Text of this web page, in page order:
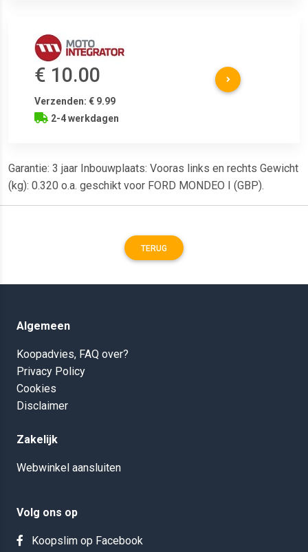
€ 10.00
Verzenden: € 9.99
2-4 werkdagen
Garantie: 3 jaar Inbouwplaats: Vooras links en rechts Gewicht
(kg): 0.320 o.a. geschikt voor FORD MONDEO I (GBP).
TERUG
Algemeen
Koopadvies, FAQ over?
Privacy Policy
Cookies
Disclaimer
Zakelijk
Webwinkel aansluiten
Volg ons op
Koopslim op Facebook